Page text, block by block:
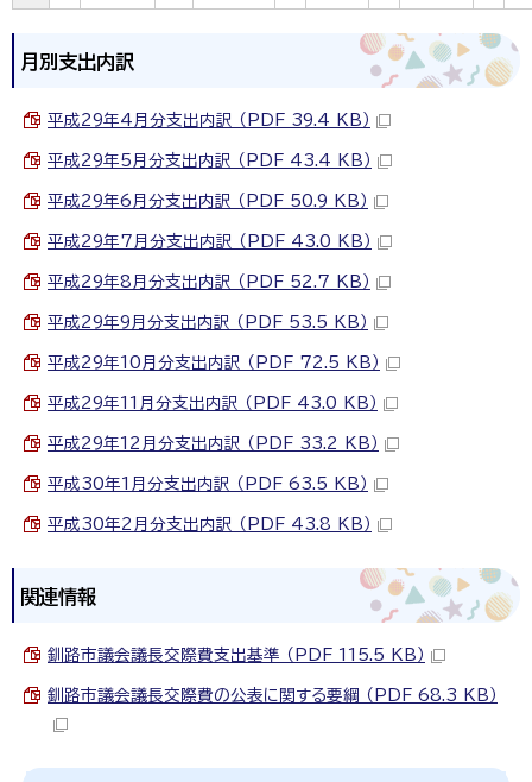
月別支出内訳
平成29年4月分支出内訳 （PDF 39.4 KB）
平成29年5月分支出内訳 （PDF 43.4 KB）
平成29年6月分支出内訳 （PDF 50.9 KB）
平成29年7月分支出内訳 （PDF 43.0 KB）
平成29年8月分支出内訳 （PDF 52.7 KB）
平成29年9月分支出内訳 （PDF 53.5 KB）
平成29年10月分支出内訳 （PDF 72.5 KB）
平成29年11月分支出内訳 （PDF 43.0 KB）
平成29年12月分支出内訳 （PDF 33.2 KB）
平成30年1月分支出内訳 （PDF 63.5 KB）
平成30年2月分支出内訳 （PDF 43.8 KB）
関連情報
釧路市議会議長交際費支出基準 （PDF 115.5 KB）
釧路市議会議長交際費の公表に関する要綱 （PDF 68.3 KB）